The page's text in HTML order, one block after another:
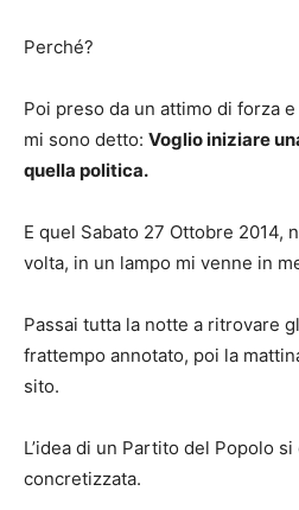
Perché?
Poi preso da un attimo di forza
mi sono detto: Voglio iniziare
quella politica.
E quel Sabato 27 Ottobre 2014,
volta, in un lampo mi venne in
Passai tutta la notte a ritrovare
frattempo annotato, poi la
sito.
L’idea di un Partito del Popolo
concretizzata.